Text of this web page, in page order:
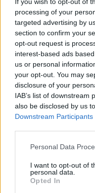
processing of your
targeted advertising by
section to confirm your
opt-out request is
interest-based ads
us or personal
your opt-out. You may
disclosure of your
IAB’s list of downstream
also be disclosed by us
Downstream Participants
Personal Data
I want to opt-out of
personal data.
Opted In
Recipientes de
Foto Município de
Durante a tarde, o
atividades. Enquanto
concurso, tendo em
apresentação, as
de “Conta Contos” e
aula de yoga e num
formas de
A animação
mini torneio de